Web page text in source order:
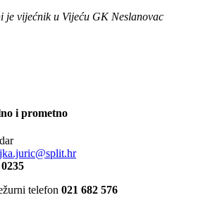
je vijećnik u Vijeću GK Neslanovac
i prometno
telefon 021 682 576